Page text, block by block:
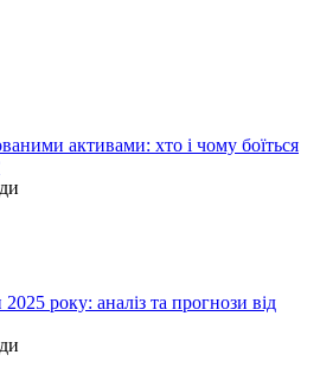
активами: хто і чому боїться
року: аналіз та прогнози від